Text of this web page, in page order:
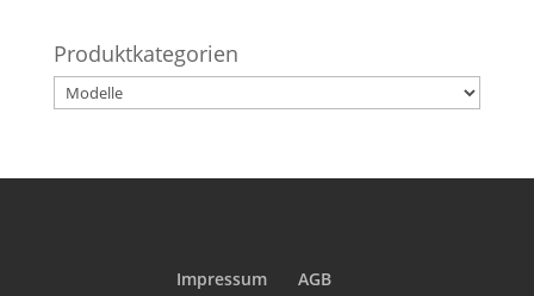
Produktkategorien
Impressum
AGB